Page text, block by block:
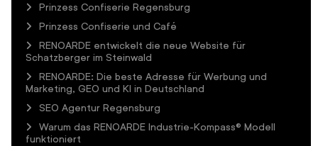
Prinzess Confiserie Regensburg
Prinzess Confiserie und Café
RENOARDE entwickelt die neue Website für
Schatzberger im Steinwald
RENOARDE: Die beste Adresse für Werbung und
Marketing, GEO und KI in Deutschland
SEO Agentur Regensburg
Warum das RENOARDE Industrie-Kompass® Modell
funktioniert